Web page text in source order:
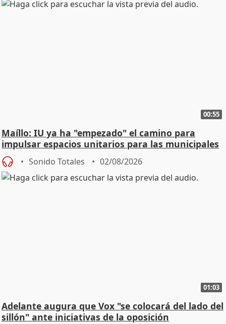
00:55
Maíllo: IU ya ha "empezado" el camino para
impulsar espacios unitarios para las municipales
Sonido Totales 02/08/2026
01:03
Adelante augura que Vox "se colocará del lado del
sillón" ante iniciativas de la oposición